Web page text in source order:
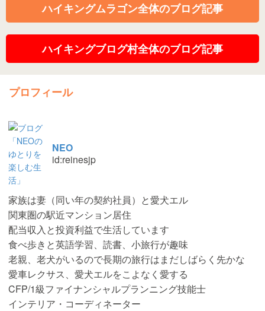
ハイキングムラゴン全体のブログ記事
ハイキングブログ村全体のブログ記事
プロフィール
NEO
id:reinesjp
家族は妻（同い年の契約社員）と愛犬エル
関東圏の駅近マンション居住
配当収入と投資利益で生活しています
食べ歩きと英語学習、読書、小旅行が趣味
老親、老犬がいるので長期の旅行はまだしばらく先かな
愛車レクサス、愛犬エルをこよなく愛する
CFP/1級ファイナンシャルプランニング技能士
インテリア・コーディネーター